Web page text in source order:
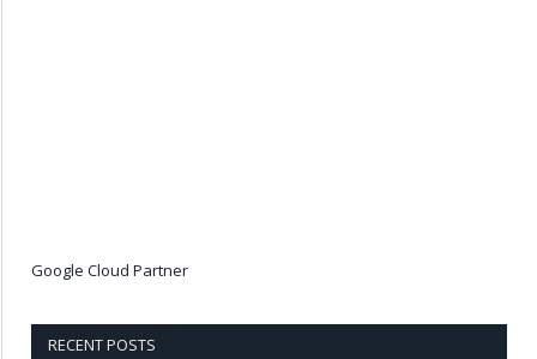
Google Cloud Partner
RECENT POSTS